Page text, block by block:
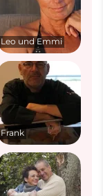
Leo und Emmi
Frank